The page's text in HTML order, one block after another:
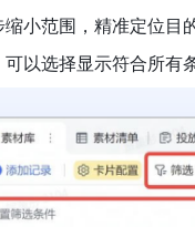
小范围，精准定位目
以选择显示符合所有